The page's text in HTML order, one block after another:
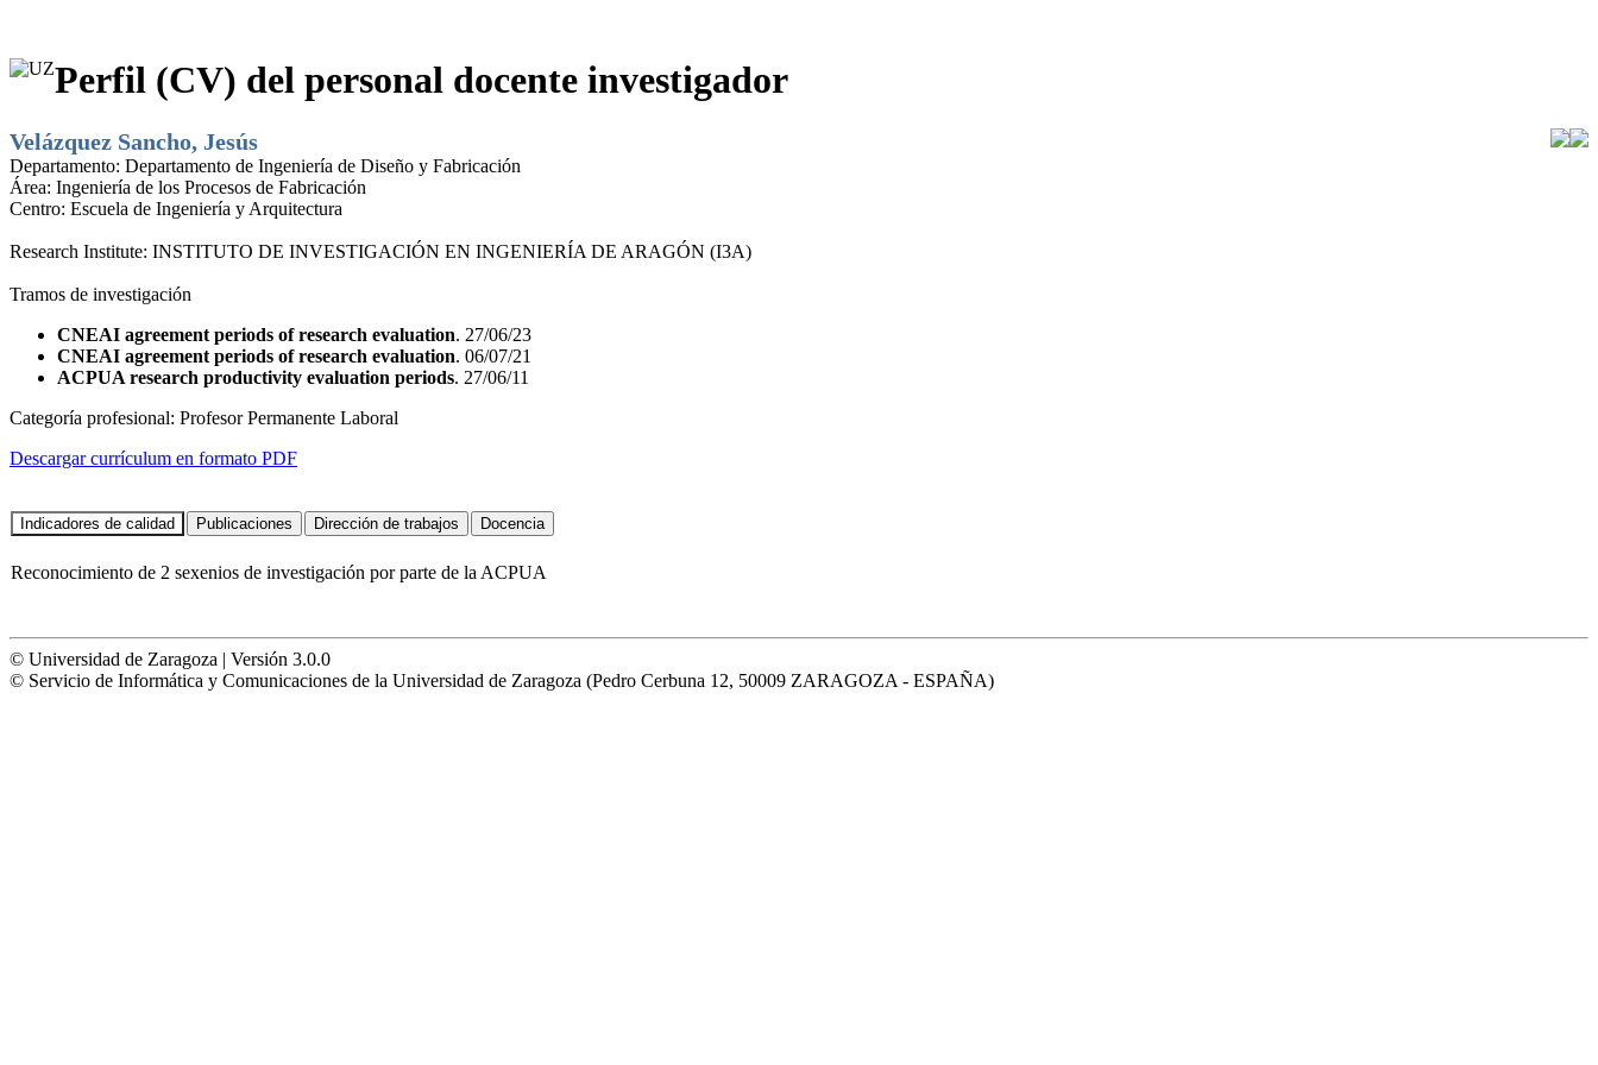
Perfil (CV) del personal docente investigador
Velázquez Sancho, Jesús
Departamento: Departamento de Ingeniería de Diseño y Fabricación
Área: Ingeniería de los Procesos de Fabricación
Centro: Escuela de Ingeniería y Arquitectura
Research Institute: INSTITUTO DE INVESTIGACIÓN EN INGENIERÍA DE ARAGÓN (I3A)
Tramos de investigación
CNEAI agreement periods of research evaluation. 27/06/23
CNEAI agreement periods of research evaluation. 06/07/21
ACPUA research productivity evaluation periods. 27/06/11
Categoría profesional: Profesor Permanente Laboral
Descargar currículum en formato PDF
Reconocimiento de 2 sexenios de investigación por parte de la ACPUA
© Universidad de Zaragoza | Versión 3.0.0
© Servicio de Informática y Comunicaciones de la Universidad de Zaragoza (Pedro Cerbuna 12, 50009 ZARAGOZA - ESPAÑA)